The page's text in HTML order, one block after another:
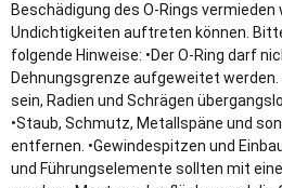
Beschädigung des O-Rings vermieden
Undichtigkeiten auftreten können.
folgende Hinweise: •Der O-Ring darf
Dehnungsgrenze aufgeweitet
sein, Radien und Schrägen
•Staub, Schmutz, Metallspäne und
entfernen. •Gewindespitzen und
und Führungselemente sollten mit